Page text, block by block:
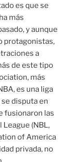
es que se
más
y aunque
protagonistas,
a
de este tipo
más
es una liga
disputa en
fusionaron las
(NBL,
of America
privada, no